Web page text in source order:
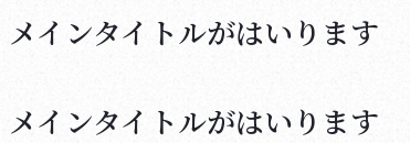
メインタイトルがはいります
メインタイトルがはいります